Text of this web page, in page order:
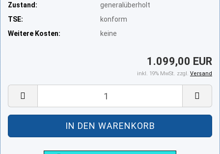
Zustand:
generalüberholt
TSE:
konform
Weitere Kosten:
keine
1.099,00 EUR
inkl. 19% MwSt. zzgl. Versand